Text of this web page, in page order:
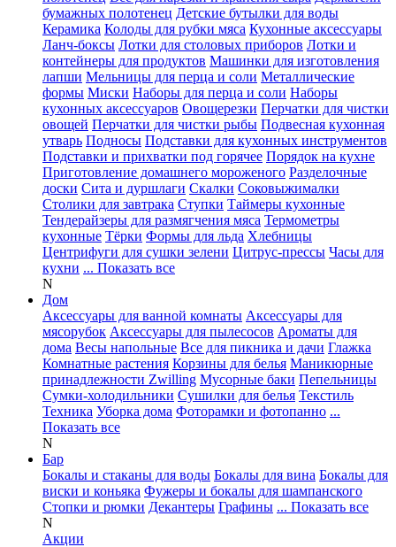
бумажных полотенец Детские бутылки для воды
Керамика Колоды для рубки мяса Кухонные аксессуары
Ланч-боксы Лотки для столовых приборов Лотки и
контейнеры для продуктов Машинки для изготовления
лапши Мельницы для перца и соли Металлические
формы Миски Наборы для перца и соли Наборы
кухонных аксессуаров Овощерезки Перчатки для чистки
овощей Перчатки для чистки рыбы Подвесная кухонная
утварь Подносы Подставки для кухонных инструментов
Подставки и прихватки под горячее Порядок на кухне
Приготовление домашнего мороженого Разделочные
доски Сита и дуршлаги Скалки Соковыжималки
Столики для завтрака Ступки Таймеры кухонные
Тендерайзеры для размягчения мяса Термометры
кухонные Тёрки Формы для льда Хлебницы
Центрифуги для сушки зелени Цитрус-прессы Часы для
кухни ... Показать все
N
Дом
Аксессуары для ванной комнаты Аксессуары для
мясорубок Аксессуары для пылесосов Ароматы для
дома Весы напольные Все для пикника и дачи Глажка
Комнатные растения Корзины для белья Маникюрные
принадлежности Zwilling Мусорные баки Пепельницы
Сумки-холодильники Сушилки для белья Текстиль
Техника Уборка дома Фоторамки и фотопанно ...
Показать все
N
Бар
Бокалы и стаканы для воды Бокалы для вина Бокалы для
виски и коньяка Фужеры и бокалы для шампанского
Стопки и рюмки Декантеры Графины ... Показать все
N
Акции